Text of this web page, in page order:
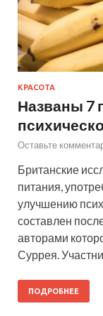
КРАСОТА
Названы 7
Оставьте
Британские
питания,
улучшению
составлен
авторами
Суррея.
ПОДРОБНЕЕ